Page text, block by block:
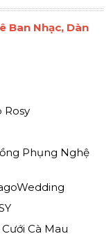
Ban Nhạc, Dàn
Rosy
Phụng Nghệ
Cà Mau